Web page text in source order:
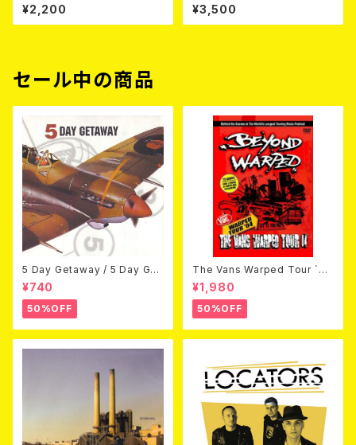
h Anniversary Vol.2 (7"EP)
¥2,200
POCALYPSE(US Version)
LP【11月入荷予定】
¥3,500
セール中の商品
5 Day Getaway / 5 Day Get
away (CDEP)
¥740
50%OFF
The Vans Warped Tour `04
Beyond Warped (国内盤DV
D)
¥1,980
50%OFF